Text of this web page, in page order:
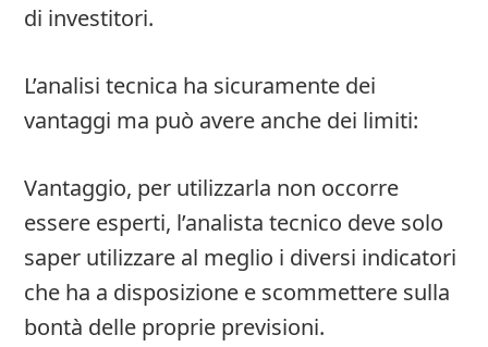
di investitori.
L’analisi tecnica ha sicuramente dei
vantaggi ma può avere anche dei limiti:
Vantaggio, per utilizzarla non occorre
essere esperti, l’analista tecnico deve solo
saper utilizzare al meglio i diversi indicatori
che ha a disposizione e scommettere sulla
bontà delle proprie previsioni.